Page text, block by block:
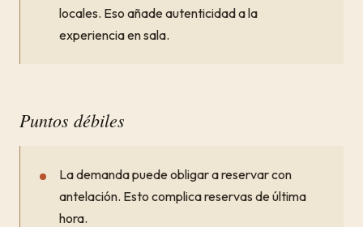
locales. Eso añade autenticidad a la
experiencia en sala.
Puntos débiles
La demanda puede obligar a reservar con
antelación. Esto complica reservas de última
hora.